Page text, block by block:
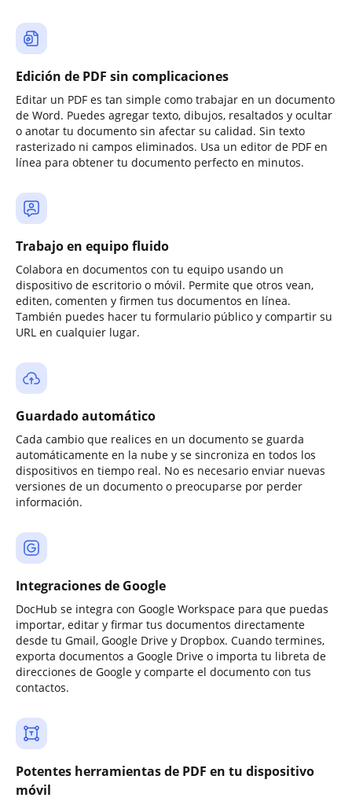
Edición de PDF sin complicaciones
Editar un PDF es tan simple como trabajar en un documento
de Word. Puedes agregar texto, dibujos, resaltados y ocultar
o anotar tu documento sin afectar su calidad. Sin texto
rasterizado ni campos eliminados. Usa un editor de PDF en
línea para obtener tu documento perfecto en minutos.
Trabajo en equipo fluido
Colabora en documentos con tu equipo usando un
dispositivo de escritorio o móvil. Permite que otros vean,
editen, comenten y firmen tus documentos en línea.
También puedes hacer tu formulario público y compartir su
URL en cualquier lugar.
Guardado automático
Cada cambio que realices en un documento se guarda
automáticamente en la nube y se sincroniza en todos los
dispositivos en tiempo real. No es necesario enviar nuevas
versiones de un documento o preocuparse por perder
información.
Integraciones de Google
DocHub se integra con Google Workspace para que puedas
importar, editar y firmar tus documentos directamente
desde tu Gmail, Google Drive y Dropbox. Cuando termines,
exporta documentos a Google Drive o importa tu libreta de
direcciones de Google y comparte el documento con tus
contactos.
Potentes herramientas de PDF en tu dispositivo
móvil